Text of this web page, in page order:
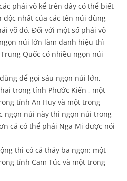
phái võ kể trên đây có thể biết
nhất của các tên núi dùng
võ đó. Đối với một số phái võ
núi lớn làm danh hiệu thì
Quốc có nhiều ngọn núi
để gọi sáu ngọn núi lớn,
trong tỉnh Phước Kiến , một
tỉnh An Huy và một trong
ngọn núi này thì ngọn núi trong
cả có thể phái Nga Mi được nói
thì có cả thảy ba ngọn: một
tỉnh Cam Túc và một trong